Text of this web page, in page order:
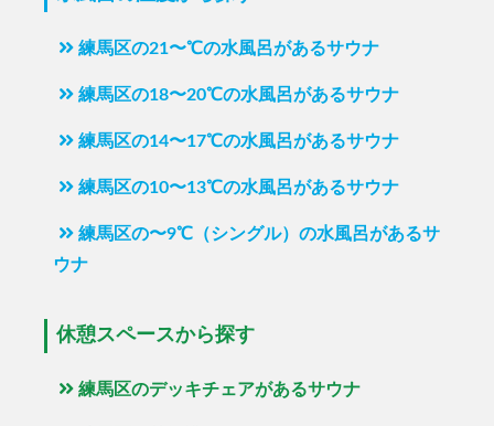
練馬区の21〜℃の水風呂があるサウナ
練馬区の18〜20℃の水風呂があるサウナ
練馬区の14〜17℃の水風呂があるサウナ
練馬区の10〜13℃の水風呂があるサウナ
練馬区の〜9℃（シングル）の水風呂があるサ
ウナ
休憩スペースから探す
練馬区のデッキチェアがあるサウナ